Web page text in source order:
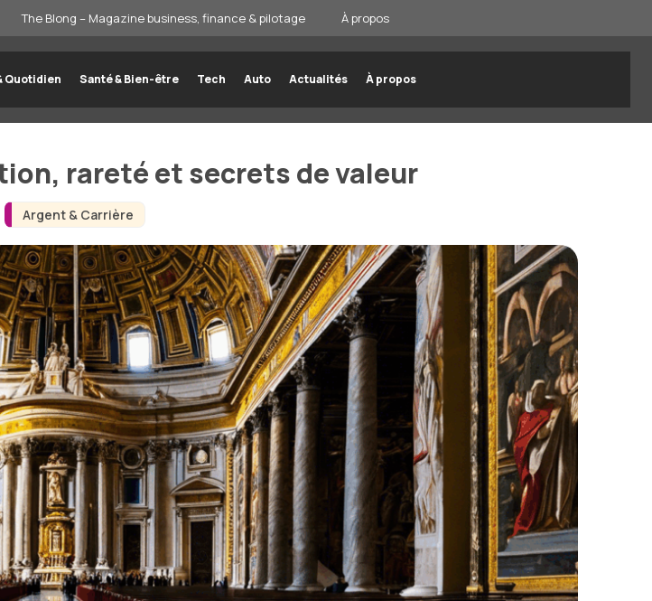
The Blong – Magazine business, finance & pilotage À propos
Quotidien Santé & Bien-être Tech Auto Actualités À propos
Argent & Carrière
rareté et secrets de valeur